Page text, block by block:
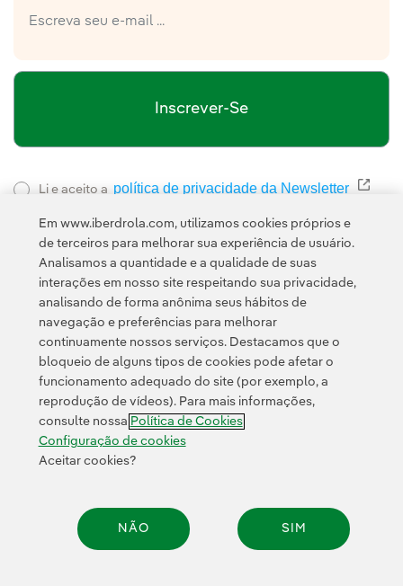
Inscrever-Se
Li e aceito a política de privacidade da Newsletter Link
Termos de Serviço do Google
Contato Clientes Política de Privacidade Informação legal
Política de cookies Configuração de cookies
Canal de denúncias
Em www.iberdrola.com, utilizamos cookies próprios e
de terceiros para melhorar sua experiência de usuário.
Analisamos a quantidade e a qualidade de suas
interações em nosso site respeitando sua privacidade,
analisando de forma anônima seus hábitos de
navegação e preferências para melhorar
continuamente nossos serviços. Destacamos que o
bloqueio de alguns tipos de cookies pode afetar o
funcionamento adequado do site (por exemplo, a
reprodução de vídeos). Para mais informações,
consulte nossa Política de Cookies
Configuração de cookies
Aceitar cookies?
NÃO SIM